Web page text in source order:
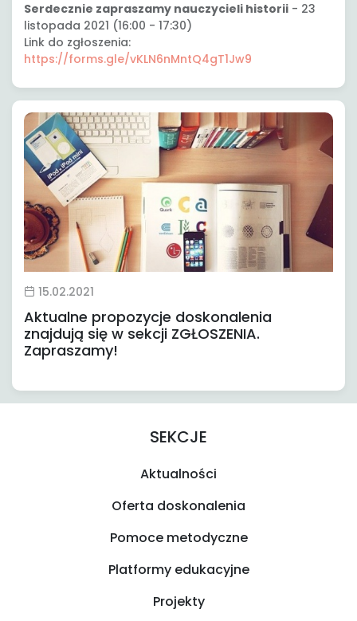
Serdecznie zapraszamy nauczycieli historii - 23
listopada 2021 (16:00 - 17:30)
Link do zgłoszenia:
https://forms.gle/vKLN6nMntQ4gT1Jw9
15.02.2021
Aktualne propozycje doskonalenia
znajdują się w sekcji ZGŁOSZENIA.
Zapraszamy!
SEKCJE
Aktualności
Oferta doskonalenia
Pomoce metodyczne
Platformy edukacyjne
Projekty